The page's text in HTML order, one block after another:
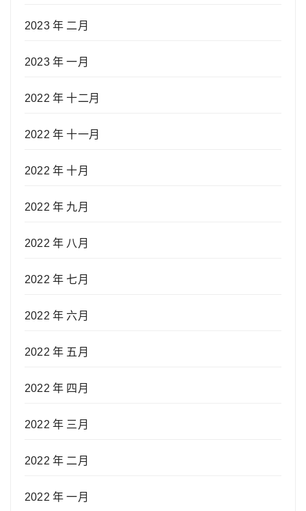
2023 年 二月
2023 年 一月
2022 年 十二月
2022 年 十一月
2022 年 十月
2022 年 九月
2022 年 八月
2022 年 七月
2022 年 六月
2022 年 五月
2022 年 四月
2022 年 三月
2022 年 二月
2022 年 一月